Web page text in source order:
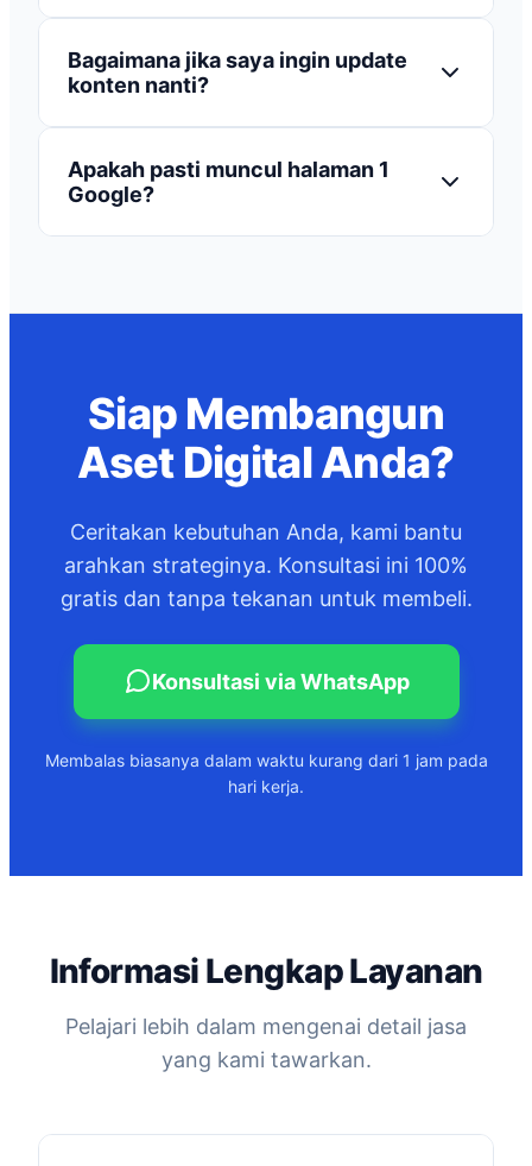
pasaran agar terlihat eksklusif.
Secara rata-rata, pembuatan website standar
membutuhkan waktu 2 hingga 4 minggu sejak
materi (teks & gambar) kami terima. Fitur
kompleks akan menyesuaikan.
Bagaimana jika saya ingin update
konten nanti?
Website dibangun menggunakan sistem CMS
(WordPress). Saat serah terima, kami akan
memberikan panduan agar Anda bisa update
artikel atau gambar sendiri tanpa butuh
Apakah pasti muncul halaman 1
Google?
organik memerlukan jasa SEO bulanan khusus
Siap Membangun
Aset Digital Anda?
Ceritakan kebutuhan Anda, kami bantu
arahkan strateginya. Konsultasi ini 100%
gratis dan tanpa tekanan untuk membeli.
Konsultasi via WhatsApp
Membalas biasanya dalam waktu kurang dari 1 jam pada
hari kerja.
Informasi Lengkap Layanan
Pelajari lebih dalam mengenai detail jasa
yang kami tawarkan.